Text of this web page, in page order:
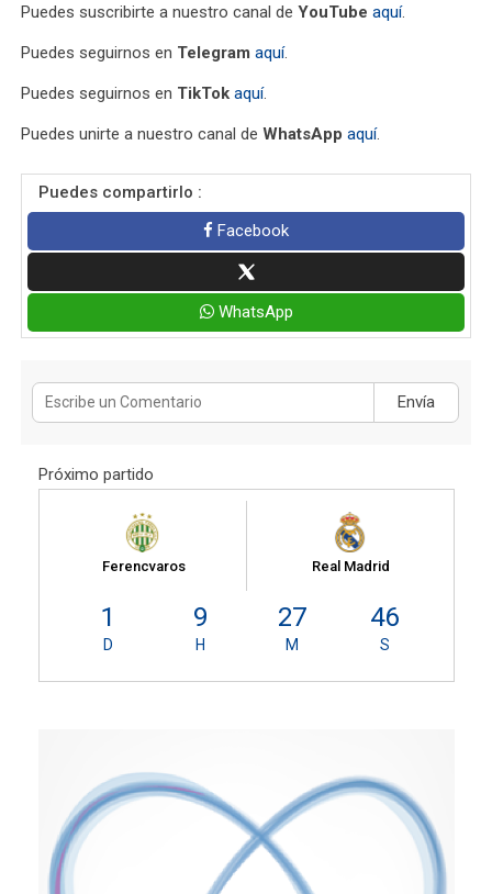
Puedes suscribirte a nuestro canal deYouTube aquí.
Puedes seguirnos en Telegram aquí.
Puedes seguirnos en TikTok aquí.
Puedes unirte a nuestro canal deWhatsApp aquí.
Puedes compartirlo :
Facebook
WhatsApp
Envía
Próximo partido
Ferencvaros Real Madrid
1
D
9
H
27
M
45
S